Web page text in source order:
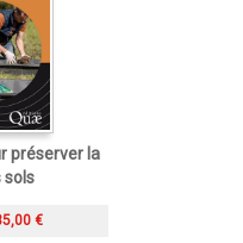
préserver la
sols
€